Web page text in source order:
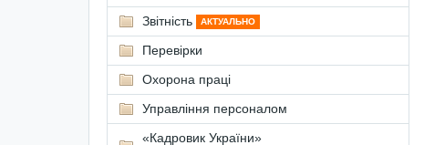
Звітність
АКТУАЛЬНО
Перевірки
Охорона праці
Управління персоналом
«Кадровик України»